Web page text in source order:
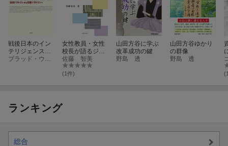
戦後日本のイン
テリジェンスと
グランド・スト
女性教員・女性
校長が語るジェ
ンダー平等
佐藤 智美
(1件)
山田方谷に学ぶ
改革成功の鍵
野島 透
山田方谷ゆかり
の群像
野島 透
ランキング
総合